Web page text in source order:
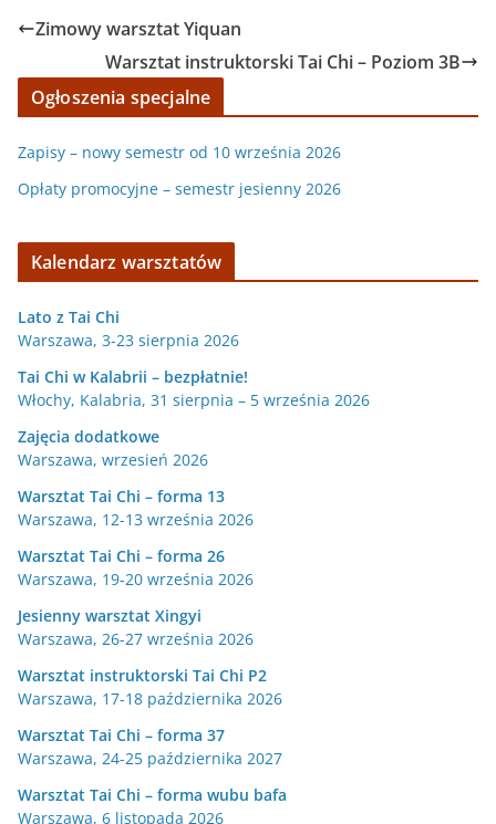
Zimowy warsztat Yiquan
Warsztat instruktorski Tai Chi – Poziom 3B
Ogłoszenia specjalne
Zapisy – nowy semestr od 10 września 2026
Opłaty promocyjne – semestr jesienny 2026
Kalendarz warsztatów
Lato z Tai Chi
Warszawa, 3-23 sierpnia 2026
Tai Chi w Kalabrii – bezpłatnie!
Włochy, Kalabria, 31 sierpnia – 5 września 2026
Zajęcia dodatkowe
Warszawa, wrzesień 2026
Warsztat Tai Chi – forma 13
Warszawa, 12-13 września 2026
Warsztat Tai Chi – forma 26
Warszawa, 19-20 września 2026
Jesienny warsztat Xingyi
Warszawa, 26-27 września 2026
Warsztat instruktorski Tai Chi P2
Warszawa, 17-18 października 2026
Warsztat Tai Chi – forma 37
Warszawa, 24-25 października 2027
Warsztat Tai Chi – forma wubu bafa
Warszawa, 6 listopada 2026